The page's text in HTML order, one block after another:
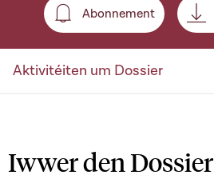
Abonnement
Abonnement
Aktivitéiten um Dossier
Iwwer den Dossier